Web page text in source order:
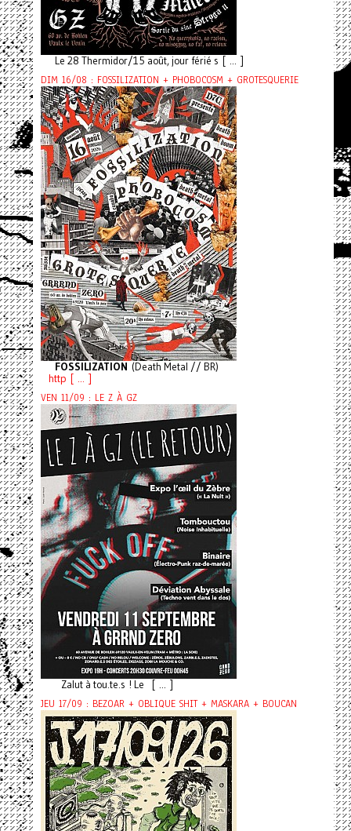
Le 28 Thermidor/15 août, jour férié s [ ... ]
DIM 16/08 : FOSSILIZATION + PHOBOCOSM + GROTESQUERIE
FOSSILIZATION (Death Metal // BR)
http [ ... ]
VEN 11/09 : LE Z À GZ
Zalut à tou.te.s ! Le [ ... ]
JEU 17/09 : BEZOAR + OBLIQUE SHIT + MASKARA + BOUCAN